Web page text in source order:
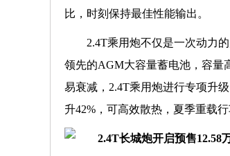
比，时刻保持最佳性能输出。
2.4T乘用炮不仅是一次动力
领先的AGM大容量蓄电池，容量
易衰减，2.4T乘用炮进行专项升
升42%，可高效散热，夏季重载行